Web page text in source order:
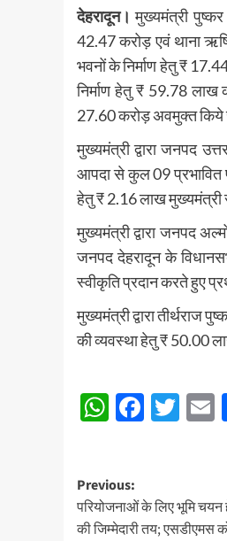
देहरादून। मुख्यमंत्री पुष्कर
42.47 करोड़ एवं थाना
भवनों के निर्माण हेतु ₹
निर्माण हेतु ₹ 59.78 लाख
27.60 करोड़ अवमुक्त किये
मुख्यमंत्री द्वारा जनपद
आपदा से कुल 09 प्रभावित
हेतु ₹ 2.16 लाख मुख्यमंत्री
मुख्यमंत्री द्वारा जनपद
जनपद देहरादून के
स्वीकृति प्रदान करते हुए
मुख्यमंत्री द्वारा
की व्यवस्था हेतु ₹ 50.00
Post
navigation
Post
navigation
Previous:
परियोजनाओं के लिए भूमि चयन
की जिम्मेदारी तय; एसडीएमस